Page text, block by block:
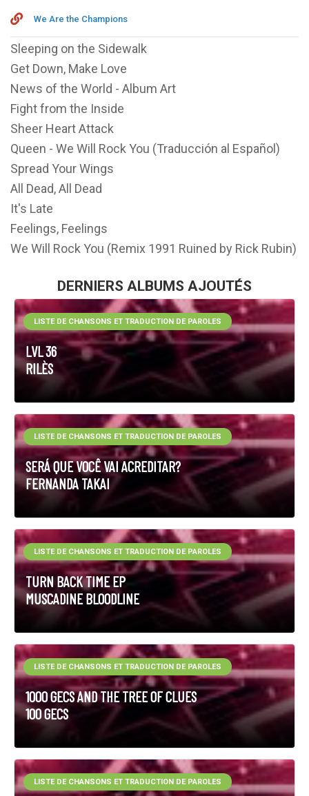
We Are the Champions
Sleeping on the Sidewalk
Get Down, Make Love
News of the World - Album Art
Fight from the Inside
Sheer Heart Attack
Queen - We Will Rock You (Traducción al Español)
Spread Your Wings
All Dead, All Dead
It's Late
Feelings, Feelings
We Will Rock You (Remix 1991 Ruined by Rick Rubin)
DERNIERS ALBUMS AJOUTÉS
LVL 36
RILÈS
LISTE DE CHANSONS ET TRADUCTION DE PAROLES
SERÁ QUE VOCÊ VAI ACREDITAR?
FERNANDA TAKAI
LISTE DE CHANSONS ET TRADUCTION DE PAROLES
TURN BACK TIME EP
MUSCADINE BLOODLINE
LISTE DE CHANSONS ET TRADUCTION DE PAROLES
1000 GECS AND THE TREE OF CLUES
100 GECS
LISTE DE CHANSONS ET TRADUCTION DE PAROLES
LISTE DE CHANSONS ET TRADUCTION DE PAROLES